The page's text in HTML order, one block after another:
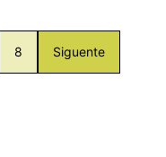
8 Siguente